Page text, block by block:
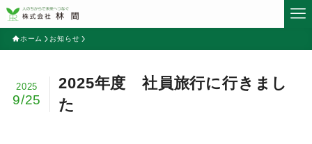
ホーム お知らせ
2025年度 社員旅行に行きまし
た
2025
9/25